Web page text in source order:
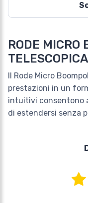
RODE MICRO
Il Rode Micro
prestazioni in un
intuitivi consentono
di estendersi senza